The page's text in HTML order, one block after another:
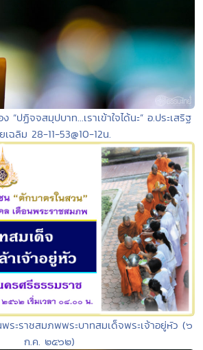
ปฏิจจสมุปบาท...เราเข้าใจได้นะ” อ.ประเสริฐ
เฉลิม 28-11-53@10-12น.
ระราชสมภพพระบาทสมเด็จพระเจ้าอยู่หัว (๖
ก.ค. ๒๕๖๒)